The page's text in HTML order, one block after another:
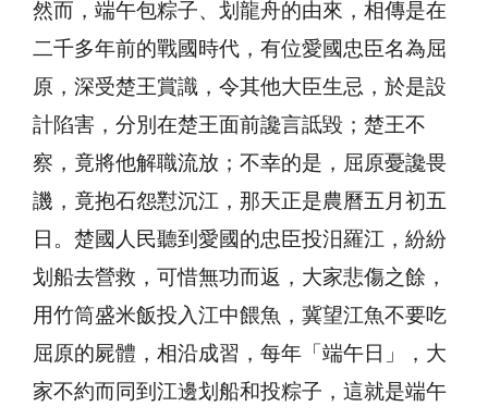
然而，端午包粽子、划龍舟的由來，相傳是在
二千多年前的戰國時代，有位愛國忠臣名為屈
原，深受楚王賞識，令其他大臣生忌，於是設
計陷害，分別在楚王面前讒言詆毀；楚王不
察，竟將他解職流放；不幸的是，屈原憂讒畏
譏，竟抱石怨懟沉江，那天正是農曆五月初五
日。楚國人民聽到愛國的忠臣投汨羅江，紛紛
划船去營救，可惜無功而返，大家悲傷之餘，
用竹筒盛米飯投入江中餵魚，冀望江魚不要吃
屈原的屍體，相沿成習，每年「端午日」，大
家不約而同到江邊划船和投粽子，這就是端午